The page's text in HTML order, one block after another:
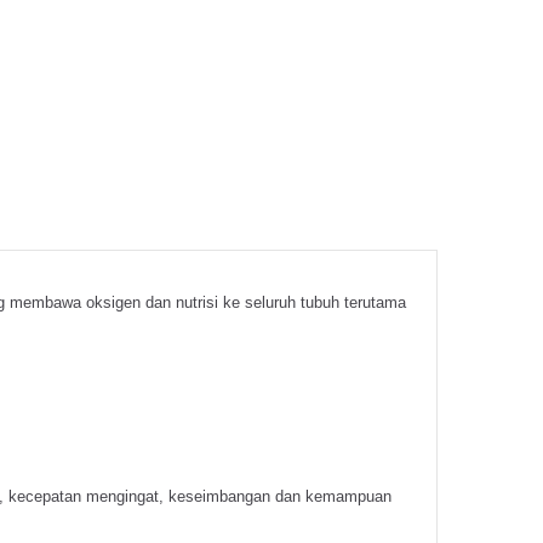
oksigen dan nutrisi ke seluruh tubuh terutama
mengingat, keseimbangan dan kemampuan